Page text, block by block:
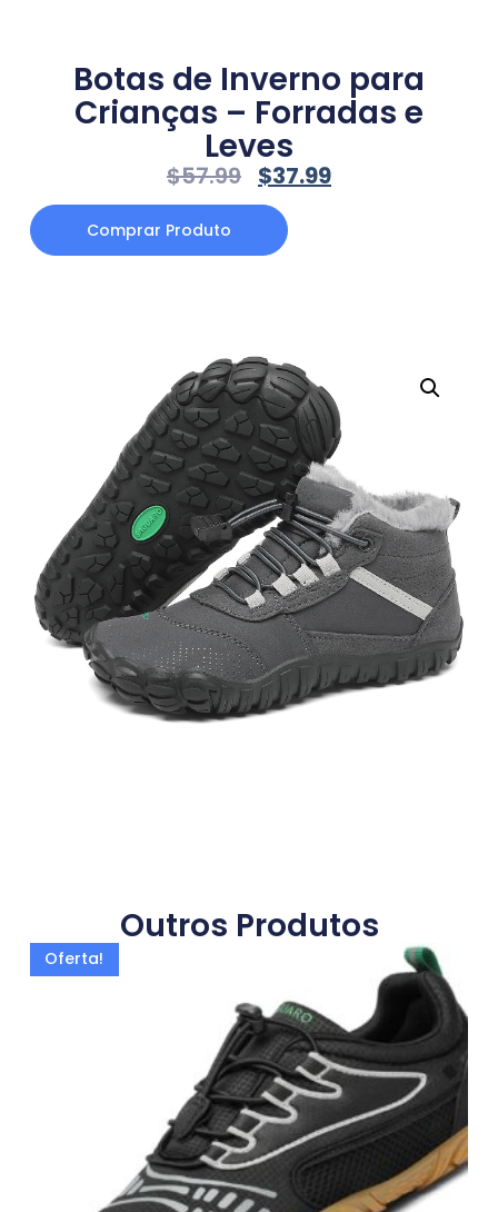
Botas de Inverno para
Crianças – Forradas e
Leves
$57.99 $37.99
Comprar Produto
Outros Produtos
Oferta!